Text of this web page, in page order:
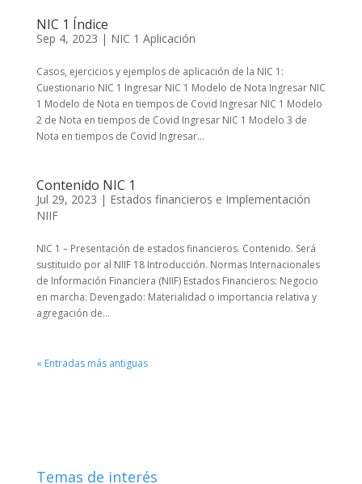
NIC 1 Índice
Sep 4, 2023 | NIC 1 Aplicación
Casos, ejercicios y ejemplos de aplicación de la NIC 1:
Cuestionario NIC 1 Ingresar NIC 1 Modelo de Nota Ingresar NIC
1 Modelo de Nota en tiempos de Covid Ingresar NIC 1 Modelo
2 de Nota en tiempos de Covid Ingresar NIC 1 Modelo 3 de
Nota en tiempos de Covid Ingresar...
Contenido NIC 1
Jul 29, 2023 | Estados financieros e Implementación
NIIF
NIC 1 – Presentación de estados financieros. Contenido. Será
sustituido por al NIIF 18 Introducción. Normas Internacionales
de Información Financiera (NIIF) Estados Financieros: Negocio
en marcha: Devengado: Materialidad o importancia relativa y
agregación de...
« Entradas más antiguas
Temas de interés